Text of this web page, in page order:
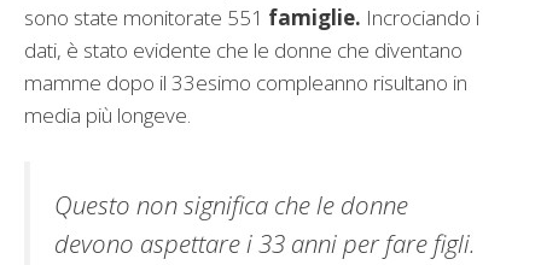
sono state monitorate 551 famiglie. Incrociando i
dati, è stato evidente che le donne che diventano
mamme dopo il 33esimo compleanno risultano in
media più longeve.
Questo non significa che le donne
devono aspettare i 33 anni per fare figli.